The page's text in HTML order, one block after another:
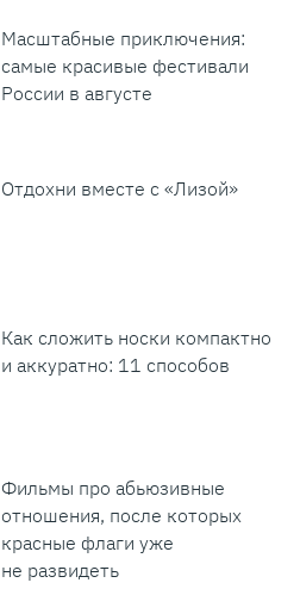
Масштабные приключения:
самые красивые фестивали
России в августе
Отдохни вместе с «Лизой»
Как сложить носки компактно
и аккуратно: 11 способов
Фильмы про абьюзивные
отношения, после которых
красные флаги уже
не развидеть